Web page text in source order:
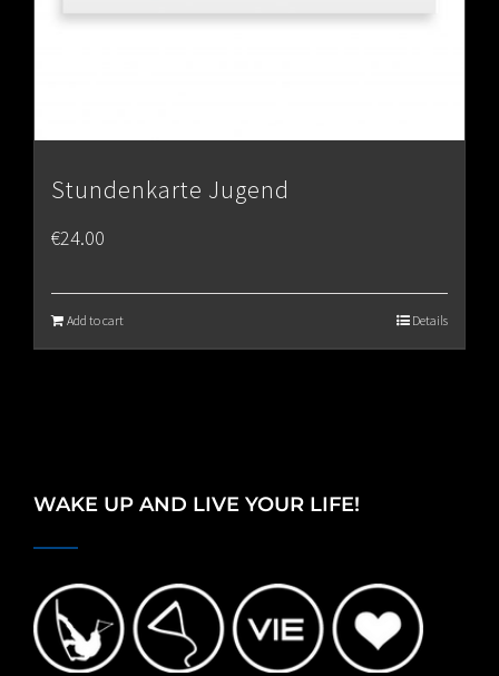
Stundenkarte Jugend
€24.00
Add to cart Details
WAKE UP AND LIVE YOUR LIFE!